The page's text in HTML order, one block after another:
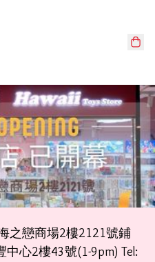
之戀商場2樓2121號鋪
中心2樓43號(1-9pm) Tel: